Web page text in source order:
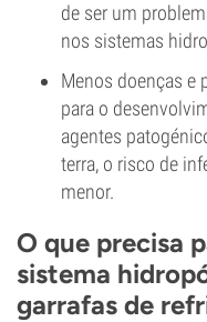
de ser um
nos sistemas
Menos doenças e
para o
agentes
terra, o risco de
menor.
O que precisa
sistema
garrafas de